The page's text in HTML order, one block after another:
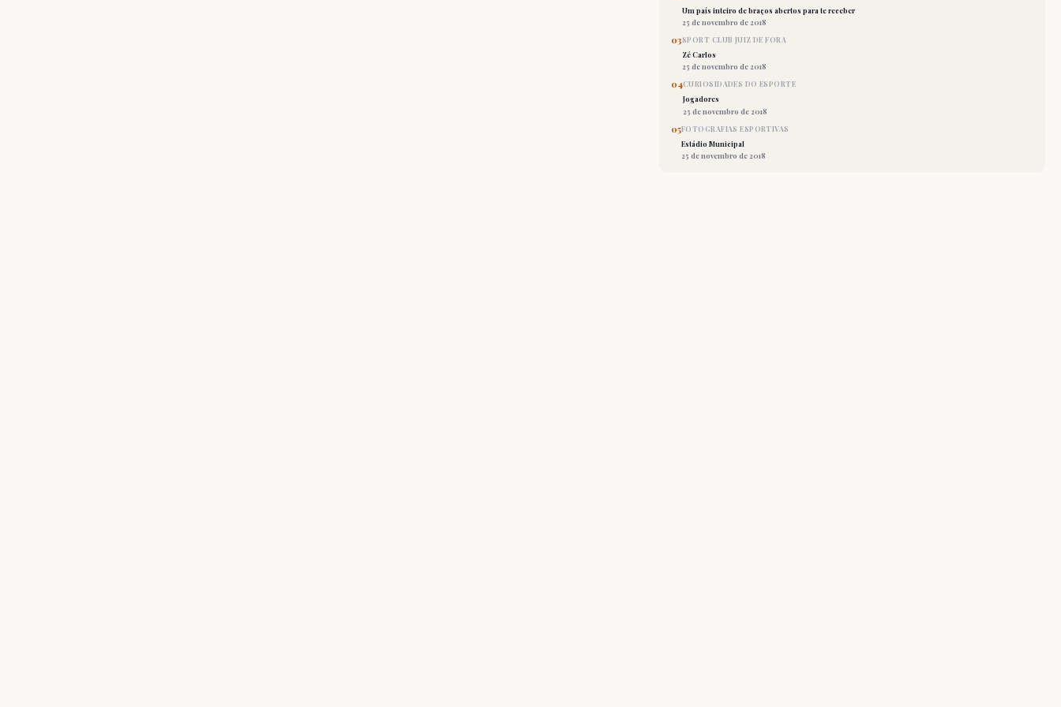
Um país inteiro de braços abertos para te receber
25 de novembro de 2018
03SPORT CLUB JUIZ DE FORA
Zé Carlos
25 de novembro de 2018
04CURIOSIDADES DO ESPORTE
Jogadores
25 de novembro de 2018
05FOTOGRAFIAS ESPORTIVAS
Estádio Municipal
25 de novembro de 2018